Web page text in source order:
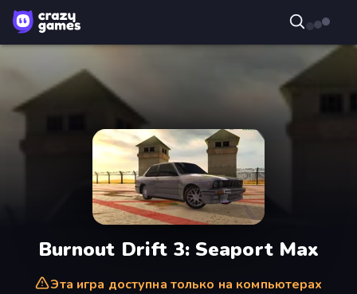
Burnout Drift 3: Seaport Max
Эта игра доступна только на компьютерах